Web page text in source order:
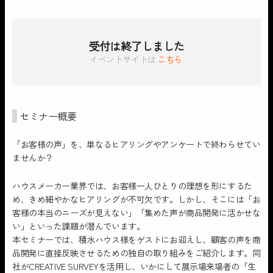
受付は終了しました
イベントサイトは こちら
セミナー概要
「お客様の声」を、単なるヒアリングやアンケートで終わらせてい
ませんか？
ハウスメーカー業界では、お客様一人ひとりの理想を形にするた
め、きめ細やかなヒアリングが不可欠です。しかし、そこには「お
客様の本当のニーズが見えない」「集めた声が商品開発に活かせな
い」といった課題が潜んでいます。
本セミナーでは、積水ハウス様をゲストにお迎えし、顧客の声を商
品開発に直接反映させるための独自の取り組みをご紹介します。同
社がCREATIVE SURVEYを活用し、いかにして展示場来場者の「生